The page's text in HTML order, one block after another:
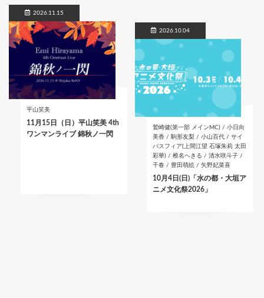
2026.11.15
平山笑美
11月15日（日）平山笑美 4th
ワンマンライブ 錦秋ノ一閃
2026.10.04
鷲崎健(第一部 メインMC) / 小日向
美香 / 駒形友梨 / 小山百代 / サイ
バスフィア(上間江望 石塚朱莉 太田
彩華) / 椎名へきる / 清水咲斗子 /
千春 / 豊田萌絵 / 矢野妃菜喜
10月4日(日)「水の都・大垣ア
ニメ文化祭2026」